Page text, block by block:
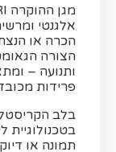
אלגנטי
הכרה או
הצורה
ותנועה –
פרידות
בלב
תמונה או